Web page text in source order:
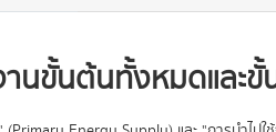
นขั้นต้นทั้งหมดและขั้